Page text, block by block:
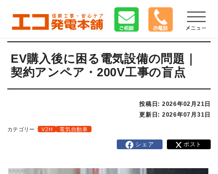
EV購入後に困る電気設備の問題｜
契約アンペア・200V工事の盲点
投稿日: 2026年02月21日
更新日: 2026年07月31日
カテゴリー : V2H 電気自動車
シェア ポスト